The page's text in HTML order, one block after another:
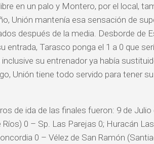
en un palo y Montero, por el local,
Unión mantenía esa sensación de
después de la media. Desborde de
entrada, Tarasco ponga el 1 a 0 que
su entrenador ya había
Unión tiene todo servido para tener
de ida de las finales fueron: 9 de
0 – Sp. Las Parejas 0; Huracán
0 – Vélez de San Ramón